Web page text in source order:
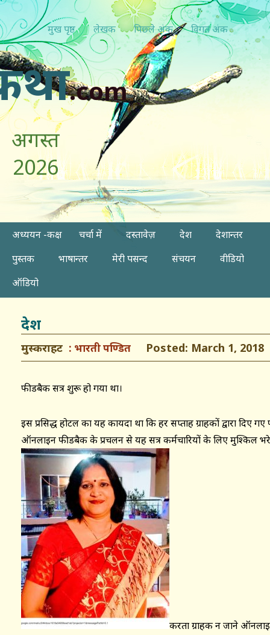
मुख पृष्ठ लेखक पिछ्ले अंक विगत अंक
.com
अगस्त
2026
अध्ययन -कक्ष चर्चा में दस्तावेज़ देश
देशान्तर
पुस्तक
भाषान्तर मेरी पसन्द संचयन
वीडियो
ऑडियो
देश
मुस्कराहट भारती पण्डित Posted: March 1, 2018
फीडबैक सत्र शुरू हो गया था।
इस प्रसिद्ध होटल का यह कायदा था कि हर सप्ताह ग्राहकों द्वारा दिए
ऑनलाइन फीडबैक के प्रचलन से यह सत्र कर्मचारियों के लिए मुश्किल भरे
करता ग्राहक न जाने